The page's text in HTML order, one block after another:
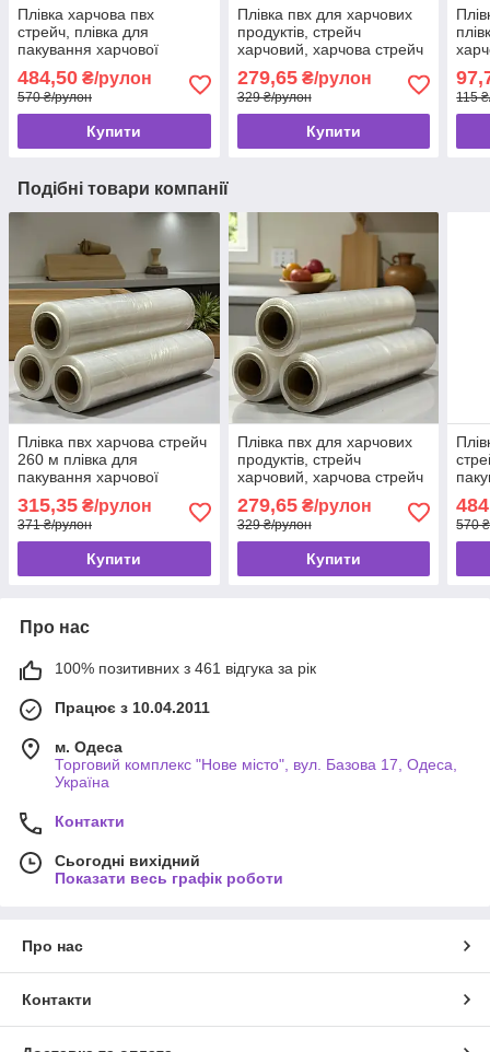
Плівка харчова пвх
стрейч, плівка для
пакування харчової
рулоні
484,50 ₴/рулон
570 ₴/рулон
Купити
Плівка пвх для харчових
продуктів, стрейч
харчовий, харчова стрейч
279,65₴/рулон
329 ₴/рулон
Купити
115
Подібні товари компанії
Плівка пвх харчова стрейч
260 м плівка для
пакування харчової
рулоні
315,35 ₴/рулон
371 ₴/рулон
Купити
Плівка пвх для харчових
продуктів, стрейч
харчовий, харчова стрейч
279,65₴/рулон
329 ₴/рулон
Купити
570
Про нас
100% позитивних з 461 відгука за рік
Працює з 10.04.2011
м. Одеса
Торговий комплекс "Нове місто", вул. Базова 17, Одеса,
Україна
Контакти
Сьогодні вихідний
Показати весь графік роботи
Про нас
Контакти